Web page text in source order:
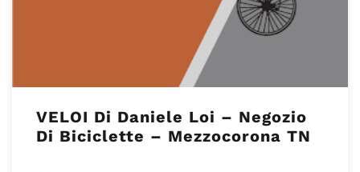
VELOI Di Daniele Loi – Negozio
Di Biciclette – Mezzocorona TN